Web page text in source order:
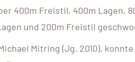
400m Freistil, 400m Lagen,
und 200m Freistil
Mitring (Jg. 2010),